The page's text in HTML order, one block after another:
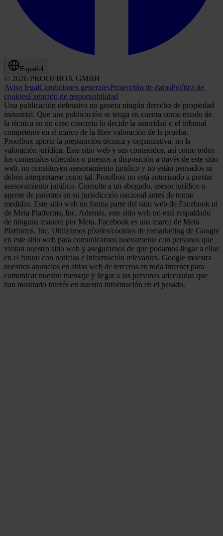
Español
© 2026 PROOFBOX GMBH
Aviso legalCondiciones generalesProtección de datosPolítica de
cookiesExención de responsabilidad
Una publicación defensiva no genera ningún derecho de propiedad
industrial. Que una publicación se tenga en cuenta como estado de
la técnica en un caso concreto lo decide la autoridad o el tribunal
competente en el marco de la libre valoración de la prueba.
Proofbox aporta la preparación técnica y organizativa, no la
valoración jurídica. Este sitio web y sus contenidos, así como todos
los contenidos ofrecidos o puestos a disposición a través de este sitio
web, no constituyen asesoramiento jurídico y no están pensados ni
deben interpretarse como tal. Proofbox no está autorizado a prestar
asesoramiento jurídico. Consulte a un abogado, asesor jurídico o
agente de patentes en su jurisdicción nacional antes de tomar
medidas. Este sitio web no forma parte del sitio web de Facebook ni
de Meta Platforms, Inc. Además, este sitio web no está respaldado
de ninguna manera por Meta. Facebook es una marca de Meta
Platforms, Inc. Utilizamos píxeles/cookies de remarketing de Google
en este sitio web para comunicarnos nuevamente con personas que
visitan nuestro sitio web y asegurarnos de que podamos llegar a ellas
en el futuro con noticias e información relevantes. Google muestra
nuestros anuncios en sitios web de terceros en toda internet para
comunicar nuestro mensaje y llegar a las personas adecuadas que
han mostrado interés en nuestra información en el pasado.